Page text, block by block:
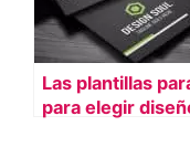
Las plantillas
para elegir